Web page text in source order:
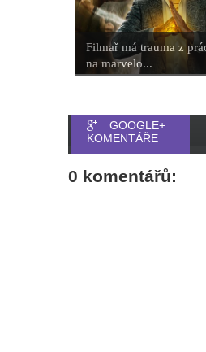
Filmař má trauma z
na marvelo...
GOOGLE+
KOMENTÁŘE
0 komentářů: